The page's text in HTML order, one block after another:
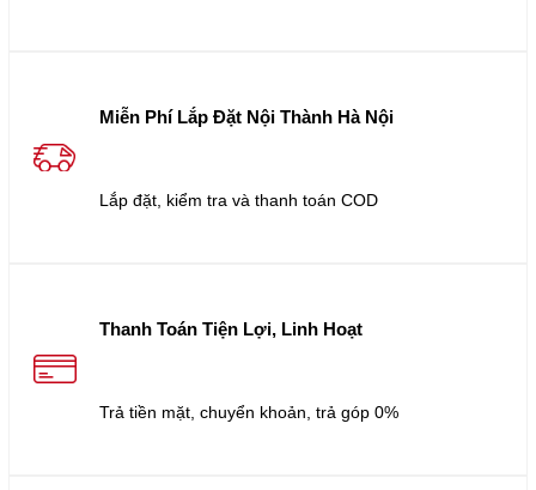
Miễn Phí Lắp Đặt Nội Thành Hà Nội
Lắp đặt, kiểm tra và thanh toán COD
Thanh Toán Tiện Lợi, Linh Hoạt
Trả tiền mặt, chuyển khoản, trả góp 0%